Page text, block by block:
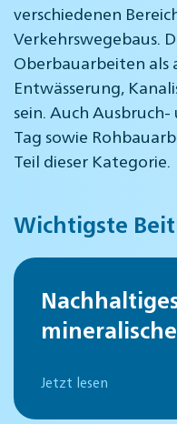
verschiedenen
Verkehrswegebaus.
Oberbauarbeiten als
Entwässerung,
sein. Auch
Tag sowie
Teil dieser Kategorie.
Wichtigste
Jetzt lesen